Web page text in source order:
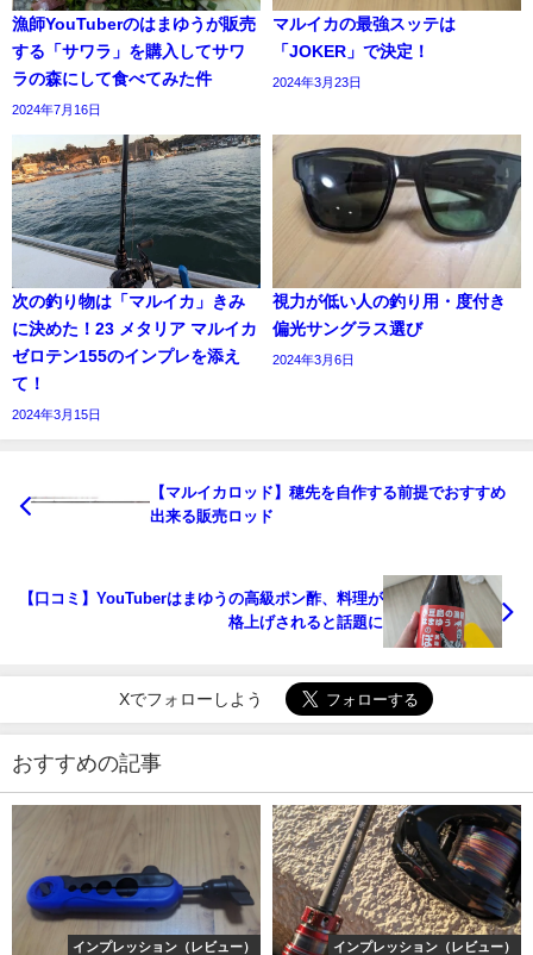
漁師YouTuberのはまゆうが販売
する「サワラ」を購入してサワ
ラの森にして食べてみた件
2024年7月16日
マルイカの最強スッテは
「JOKER」で決定！
2024年3月23日
次の釣り物は「マルイカ」きみ
に決めた！23 メタリア マルイカ
ゼロテン155のインプレを添え
て！
2024年3月15日
視力が低い人の釣り用・度付き
偏光サングラス選び
2024年3月6日
【マルイカロッド】穂先を自作する前提でおすすめ
出来る販売ロッド
【口コミ】YouTuberはまゆうの高級ポン酢、料理が
格上げされると話題に
Xでフォローしよう
おすすめの記事
インプレッション（レビュー） インプレッション（レビュー）